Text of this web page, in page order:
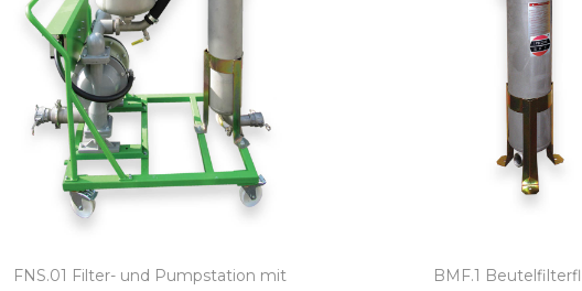
FNS.01 Filter- und Pumpstation mit
BMF.1